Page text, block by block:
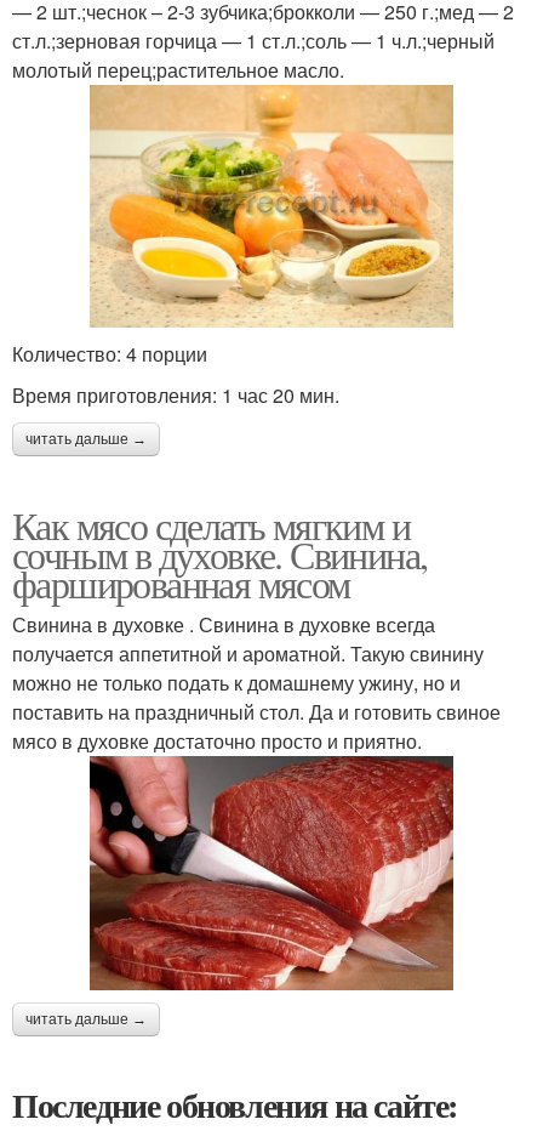
— 2 шт.;чеснок – 2-3 зубчика;брокколи — 250 г.;мед — 2
ст.л.;зерновая горчица — 1 ст.л.;соль — 1 ч.л.;черный
молотый перец;растительное масло.
Количество: 4 порции
Время приготовления: 1 час 20 мин.
читать дальше →
Как мясо сделать мягким и
сочным в духовке. Свинина,
фаршированная мясом
Свинина в духовке . Свинина в духовке всегда
получается аппетитной и ароматной. Такую свинину
можно не только подать к домашнему ужину, но и
поставить на праздничный стол. Да и готовить свиное
мясо в духовке достаточно просто и приятно.
читать дальше →
Последние обновления на сайте: